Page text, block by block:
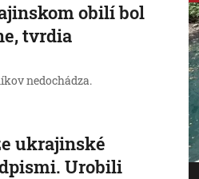
obilí bol
tvrdia
nedochádza.
ukrajinské
Urobili